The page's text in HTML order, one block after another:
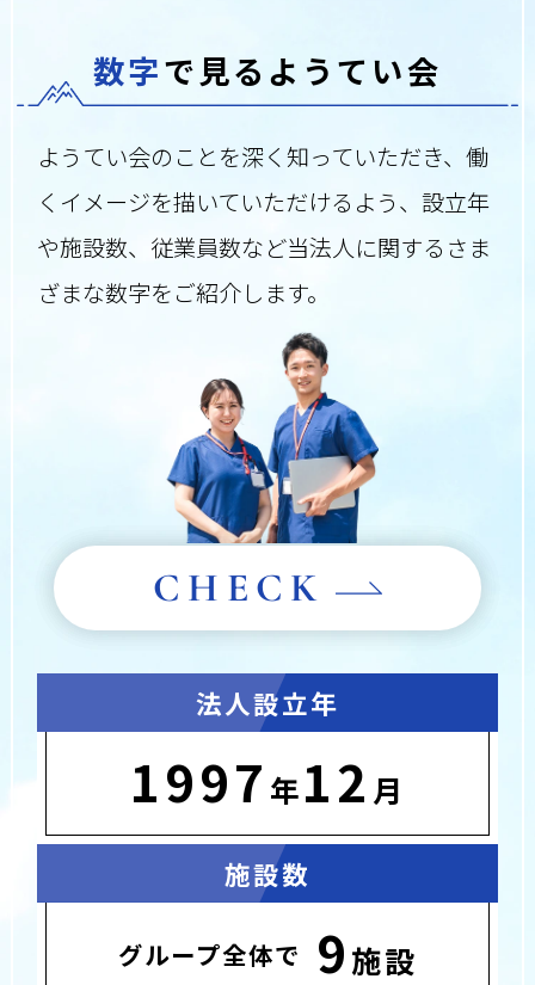
数字で見るようてい会
ようてい会のことを深く知っていただき、働
くイメージを描いていただけるよう、設立年
や施設数、従業員数など当法人に関する さま
ざまな数字をご紹介します。
CHECK
法人設立年
1997 年12 月
施設数
グループ全体で 9施設